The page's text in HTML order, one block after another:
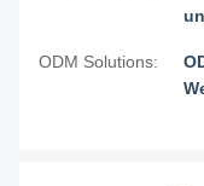
ODM Solutions: